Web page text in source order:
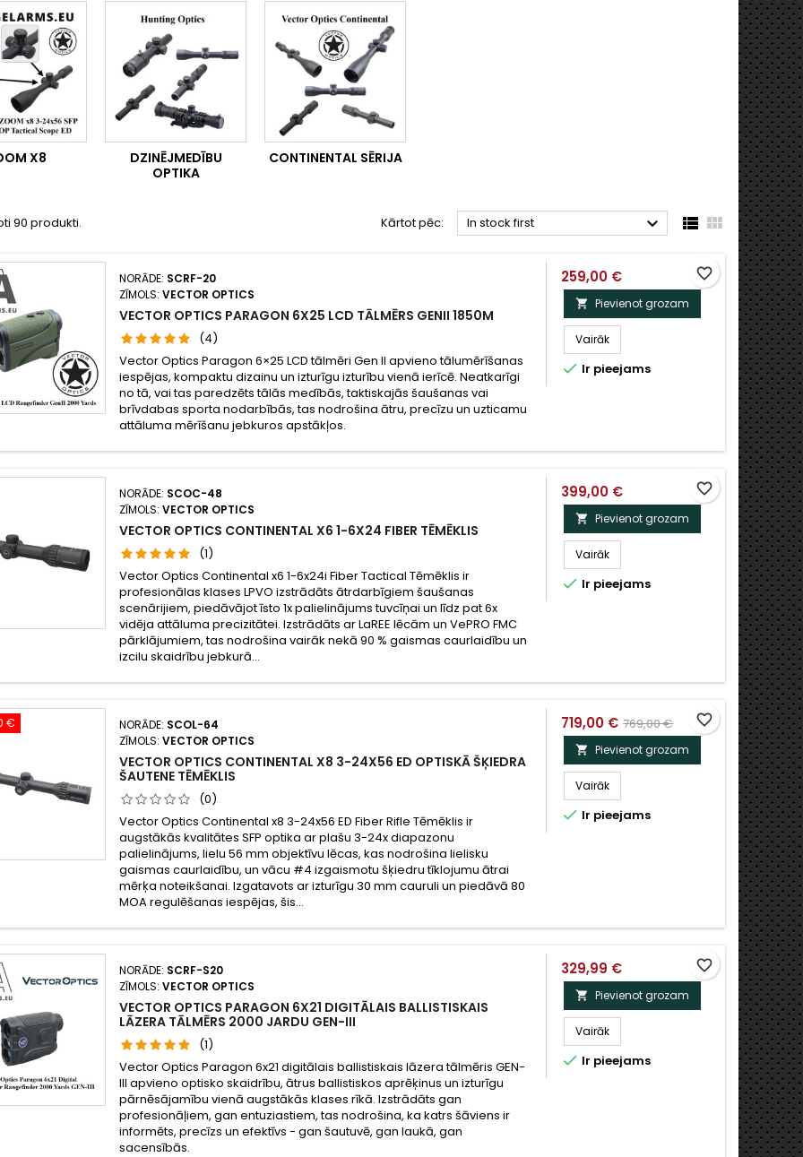
X8
DZINĒJMEDĪBU
OPTIKA
CONTINENTAL SĒRIJA
90 produkti. Kārtot pēc: In stock first   
NORĀDE: SCRF-20
ZĪMOLS:VECTOR OPTICS
VECTOR OPTICS PARAGON 6X25 LCD TĀLMĒRS GENII 1850M
(4)
Vector Optics Paragon 6×25 LCD tālmēri Gen II apvieno tālumērīšanas
iespējas, kompaktu dizainu un izturīgu izturību vienā ierīcē. Neatkarīgi
no tā, vai tas paredzēts tālās medībās, taktiskajās šaušanas vai
brīvdabas sporta nodarbībās, tas nodrošina ātru, precīzu un uzticamu
attāluma mērīšanu jebkuros apstākļos.
259,00 €
 Pievienot grozam
Vairāk
 Ir pieejams
favorite_border
NORĀDE: SCOC-48
ZĪMOLS:VECTOR OPTICS
VECTOR OPTICS CONTINENTAL X6 1-6X24 FIBER TĒMĒKLIS
(1)
Vector Optics Continental x6 1-6x24i Fiber Tactical Tēmēklis ir
profesionālas klases LPVO izstrādāts ātrdarbīgiem šaušanas
scenārijiem, piedāvājot īsto 1x palielinājums tuvcīņai un līdz pat 6x
vidēja attāluma precizitātei. Izstrādāts ar LaREE lēcām un VePRO FMC
pārklājumiem, tas nodrošina vairāk nekā 90 % gaismas caurlaidību un
izcilu skaidrību jebkurā...
399,00 €
 Pievienot grozam
Vairāk
 Ir pieejams
favorite_border
€ NORĀDE: SCOL-64
ZĪMOLS:VECTOR OPTICS
VECTOR OPTICS CONTINENTAL X8 3-24X56 ED OPTISKĀ ŠĶIEDRA
ŠAUTENE TĒMĒKLIS
(0)
Vector Optics Continental x8 3-24x56 ED Fiber Rifle Tēmēklis ir
augstākās kvalitātes SFP optika ar plašu 3-24x diapazonu
palielinājums, lielu 56 mm objektīvu lēcas, kas nodrošina lielisku
gaismas caurlaidību, un vācu #4 izgaismotu šķiedru tīklojumu ātrai
mērķa noteikšanai. Izgatavots ar izturīgu 30 mm cauruli un piedāvā 80
MOA regulēšanas iespējas, šis...
719,00 € 769,00 €
 Pievienot grozam
Vairāk
 Ir pieejams
favorite_border
NORĀDE: SCRF-S20
ZĪMOLS:VECTOR OPTICS
VECTOR OPTICS PARAGON 6X21 DIGITĀLAIS BALLISTISKAIS
LĀZERA TĀLMĒRS 2000 JARDU GEN-III
(1)
Vector Optics Paragon 6x21 digitālais ballistiskais lāzera tālmēris GEN-
III apvieno optisko skaidrību, ātrus ballistiskos aprēķinus un izturīgu
pārnēsājamību vienā augstākās klases rīkā. Izstrādāts gan
profesionāļiem, gan entuziastiem, tas nodrošina, ka katrs šāviens ir
informēts, precīzs un efektīvs - gan šautuvē, gan laukā, gan
sacensībās.
329,99 €
 Pievienot grozam
Vairāk
 Ir pieejams
favorite_border